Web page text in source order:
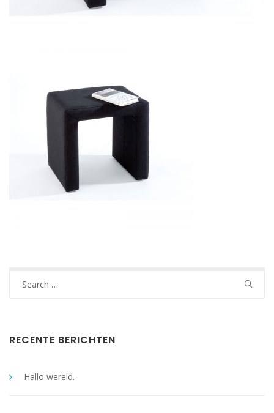
RECENTE BERICHTEN
Hallo wereld.